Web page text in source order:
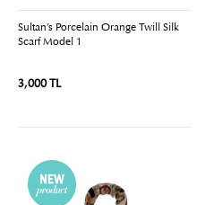
Sultan’s Porcelain Orange Twill Silk
Scarf Model 1
3,000 TL